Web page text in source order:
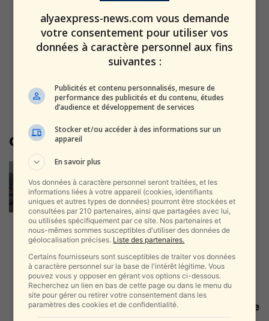
coopération militaire
Israël demande à l’armée
américaine de retirer ses avions
de Ben...
alxprss_sab - 4 juin 2026
Le commentateur : les
renseignement israélien sur...
alxprss_sab - 29 janvier 2026
L’amie stratégique d’Israël envoie
un message direct à l’Iran :
alyaexpress-news.com vous demande
votre consentement pour utiliser vos
données à caractère personnel aux fins
suivantes :
Publicités et contenu personnalisés, mesure de
performance des publicités et du contenu, études
d’audience et développement de services
Stocker et/ou accéder à des informations sur un
appareil
En savoir plus
Vos données à caractère personnel seront traitées, et les
informations liées à votre appareil (cookies, identifiants
uniques et autres types de données) pourront être stockées et
consultées par 210 partenaires, ainsi que partagées avec lui,
ou utilisées spécifiquement par ce site. Nos partenaires et
nous-mêmes sommes susceptibles d'utiliser des données de
géolocalisation précises. Liste des partenaires.
Certains fournisseurs sont susceptibles de traiter vos données
à caractère personnel sur la base de l'intérêt légitime. Vous
pouvez vous y opposer en gérant vos options ci-dessous.
Recherchez un lien en bas de cette page ou dans le menu du
site pour gérer ou retirer votre consentement dans les
paramètres des cookies et de confidentialité.